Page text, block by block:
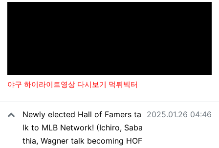
야구 하이라이트영상 다시보기 먹튀빅터
관련자료Newly elected Hall of Famers ta
lk to MLB Network! (Ichiro, Saba
thia, Wagner talk becoming HOF
작성일
2025.01.26 04:46